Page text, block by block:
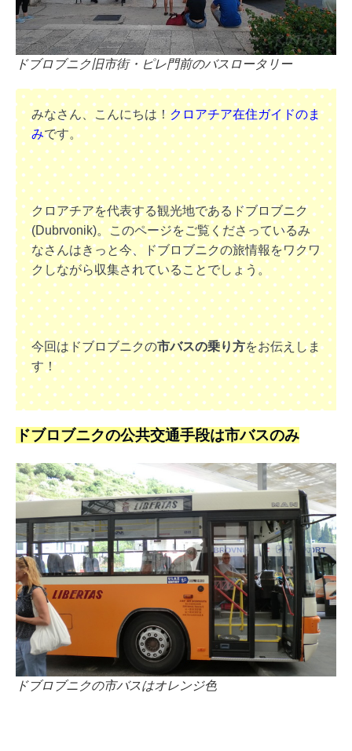
ドブロブニク旧市街・ピレ門前のバスロータリー
みなさん、こんにちは！ クロアチア在住ガイドのま
みです。
クロアチアを代表する観光地であるドブロブニク
(Dubrvonik)。このページをご覧くださっているみ
なさんはきっと今、ドブロブニクの旅情報をワクワ
クしながら収集されていることでしょう。
今回はドブロブニクの市バスの乗り方をお伝えしま
す！
ドブロブニクの公共交通手段は市バスのみ
ドブロブニクの市バスはオレンジ色